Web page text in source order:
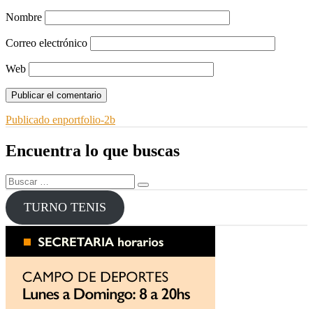
Nombre
Correo electrónico
Web
Navegación
de
entradas
Publicado enportfolio-2b
Encuentra lo que buscas
Buscar
por:
Buscar
TURNO TENIS